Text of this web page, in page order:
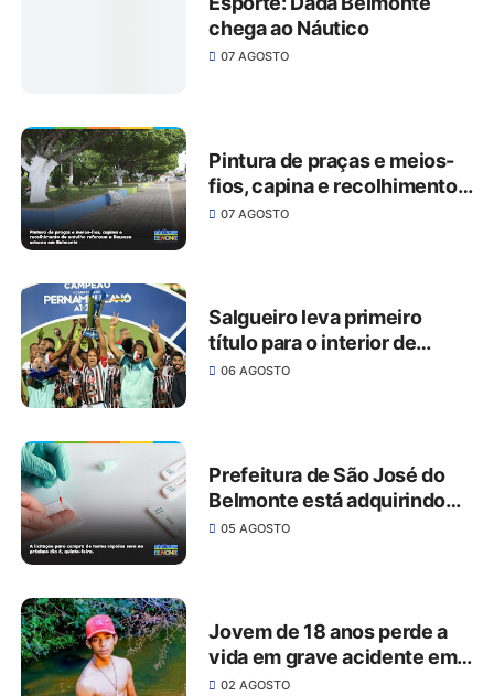
chega ao Náutico
07 AGOSTO
Pintura de praças e meios-
fios, capina e recolhimento
de entulho reforçam a
07 AGOSTO
Salgueiro leva primeiro
título para o interior de
Pernambuco
06 AGOSTO
Prefeitura de São José do
Belmonte está adquirindo
1.000 testes rápidos para
05 AGOSTO
Jovem de 18 anos perde a
vida em grave acidente em
São José do Belmonte
02 AGOSTO